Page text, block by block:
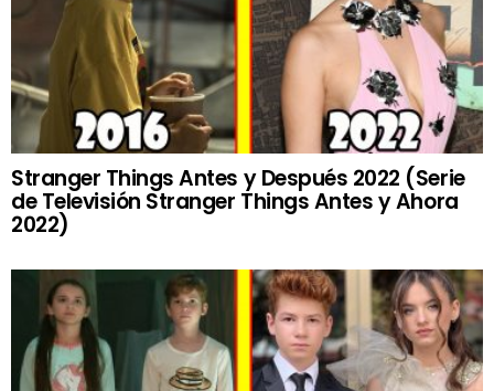
Stranger Things Antes y Después 2022 (Serie
de Televisión Stranger Things Antes y Ahora
2022)